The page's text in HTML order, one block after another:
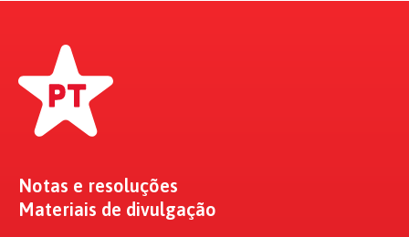
Notas e resoluções
Materiais de divulgação